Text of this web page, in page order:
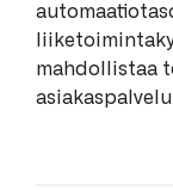
mahdollistaa